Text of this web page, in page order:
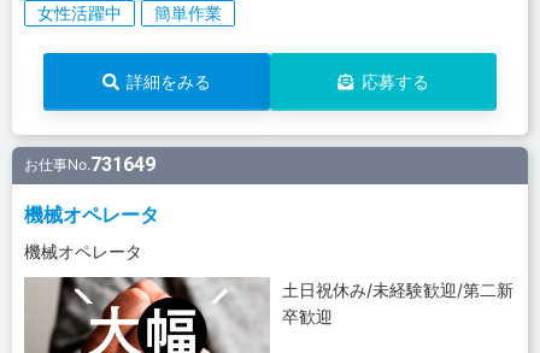
女性活躍中
簡単作業
詳細をみる 応募する
お仕事No.731649
機械オペレータ
機械オペレータ
土日祝休み/未経験歓迎/第二新
卒歓迎